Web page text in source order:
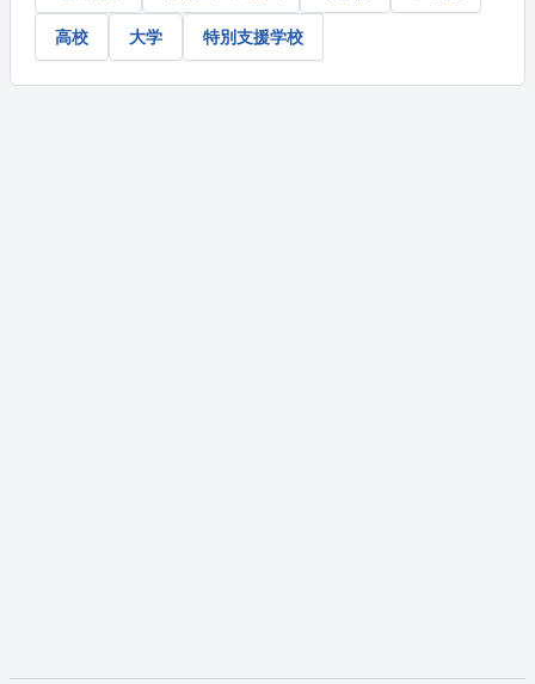
高校 大学 特別支援学校